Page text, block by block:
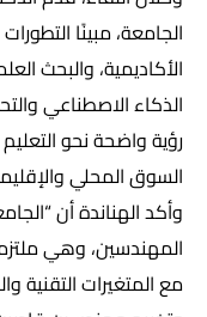
الجامعة، مبينًا
الأكاديمية، والبحث
الذكاء الاصطناعي
رؤية واضحة نحو
السوق المحلي
وأكد الهناندة أن
المهندسين، وهي
مع المتغيرات